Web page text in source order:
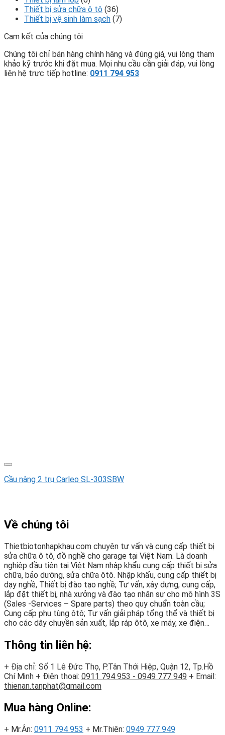
Thiết bị sửa chữa ô tô (36)
Thiết bị vệ sinh làm sạch (7)
Cam kết của chúng tôi
Chúng tôi chỉ bán hàng chính hãng và đúng giá, vui lòng tham
khảo kỹ trước khi đặt mua. Mọi nhu cầu cần giải đáp, vui lòng
liên hệ trực tiếp hotline: 0911 794 953
Cầu nâng 2 trụ Carleo SL-303SBW
Về chúng tôi
Thietbiotonhapkhau.com chuyên tư vấn và cung cấp thiết bị
sửa chữa ô tô, đồ nghề cho garage tại Việt Nam. Là doanh
nghiệp đầu tiên tại Việt Nam nhập khẩu cung cấp thiết bị sửa
chữa, bảo dưỡng, sửa chữa ôtô. Nhập khẩu, cung cấp thiết bị
dạy nghề, Thiết bị đào tạo nghề; Tư vấn, xây dựng, cung cấp,
lắp đặt thiết bị, nhà xưởng và đào tạo nhân sự cho mô hình 3S
(Sales -Services – Spare parts) theo quy chuẩn toàn cầu;
Cung cấp phụ tùng ôtô; Tư vấn giải pháp tổng thể và thiết bị
cho các dây chuyền sản xuất, lắp ráp ôtô, xe máy, xe điện…
Thông tin liên hệ:
+ Địa chỉ: Số 1 Lê Đức Thọ, P.Tân Thới Hiệp, Quận 12, Tp.Hồ
Chí Minh + Điện thoại: 0911 794 953 - 0949 777 949 + Email:
thienan.tanphat@gmail.com
Mua hàng Online:
+ Mr.Ân: 0911 794 953 + Mr.Thiên: 0949 777 949